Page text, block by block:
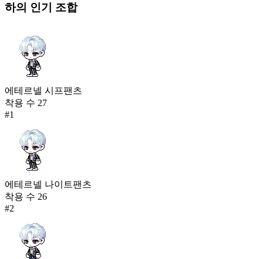
하의 인기 조합
에테르넬 시프팬츠
착용 수 27
#1
에테르넬 나이트팬츠
착용 수 26
#2